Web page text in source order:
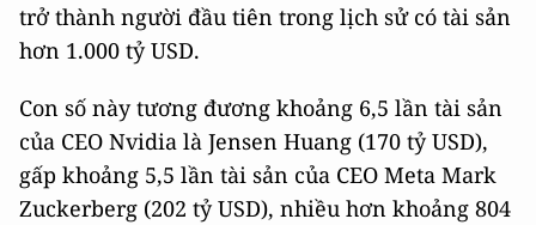
trở thành người đầu tiên trong lịch sử có tài sản
hơn 1.000 tỷ USD.
Con số này tương đương khoảng 6,5 lần tài sản
của CEO Nvidia là Jensen Huang (170 tỷ USD),
gấp khoảng 5,5 lần tài sản của CEO Meta Mark
Zuckerberg (202 tỷ USD), nhiều hơn khoảng 804